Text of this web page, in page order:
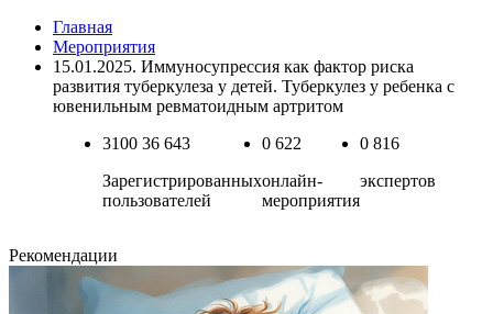
Главная
Мероприятия
15.01.2025. Иммуносупрессия как фактор риска
развития туберкулеза у детей. Туберкулез у ребенка с
ювенильным ревматоидным артритом
3100 36 643
Зарегистрированных
пользователей
0 622
онлайн-
мероприятия
0 816
экспертов
Рекомендации